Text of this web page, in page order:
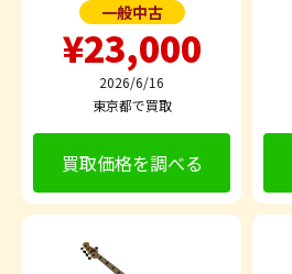
一般中古
¥23,000
2026/6/16
東京都で買取
買取価格を調べる